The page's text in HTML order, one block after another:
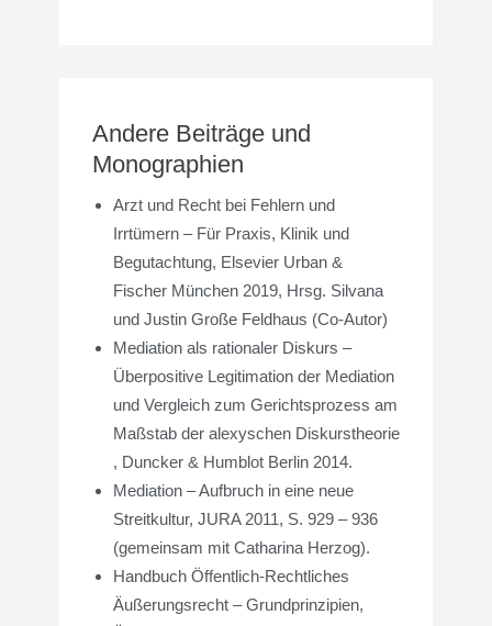
Andere Beiträge und
Monographien
Arzt und Recht bei Fehlern und
Irrtümern – Für Praxis, Klinik und
Begutachtung, Elsevier Urban &
Fischer München 2019, Hrsg. Silvana
und Justin Große Feldhaus (Co-Autor)
Mediation als rationaler Diskurs –
Überpositive Legitimation der Mediation
und Vergleich zum Gerichtsprozess am
Maßstab der alexyschen Diskurstheorie
, Duncker & Humblot Berlin 2014.
Mediation – Aufbruch in eine neue
Streitkultur, JURA 2011, S. 929 – 936
(gemeinsam mit Catharina Herzog).
Handbuch Öffentlich-Rechtliches
Äußerungsrecht – Grundprinzipien,